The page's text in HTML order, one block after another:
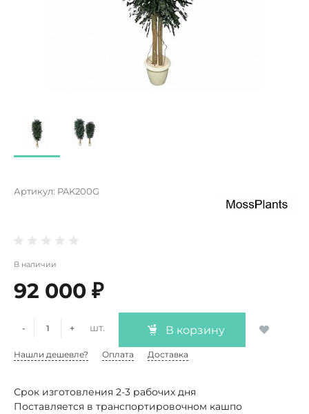
Артикул: PAK200G
В наличии
92 000 ₽
- + шт. В корзину
Нашли дешевле? Оплата Доставка
Срок изготовления 2-3 рабочих дня
Поставляется в транспортировочном кашпо